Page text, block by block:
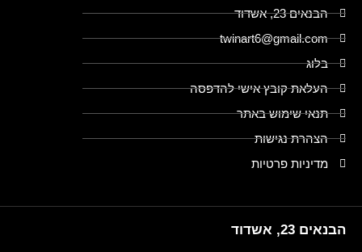
הבנאים 23, אשדוד
twinart6@gmail.com
בלוג
העלאת קובץ אישי להדפסה
תנאי שימוש באתר
הצהרת נגישות
מדיניות פרטיות
הבנאים 23, אשדוד